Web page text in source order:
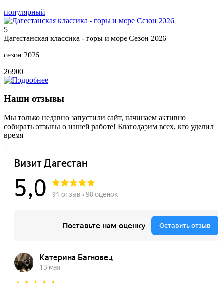
популярный
5
Дагестанская классика - горы и море Сезон 2026
сезон 2026
26900
Наши отзывы
Мы только недавно запустили сайт, начинаем активно
собирать отзывы о нашей работе! Благодарим всех, кто уделил
время